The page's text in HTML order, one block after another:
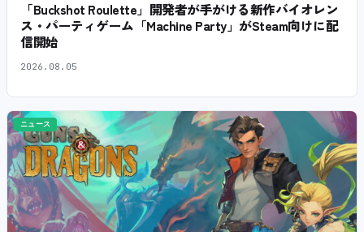
「Buckshot Roulette」開発者が手がける新作バイオレン
ス・パーティゲーム「Machine Party」がSteam向けに配
信開始
2026.08.05
ニュース